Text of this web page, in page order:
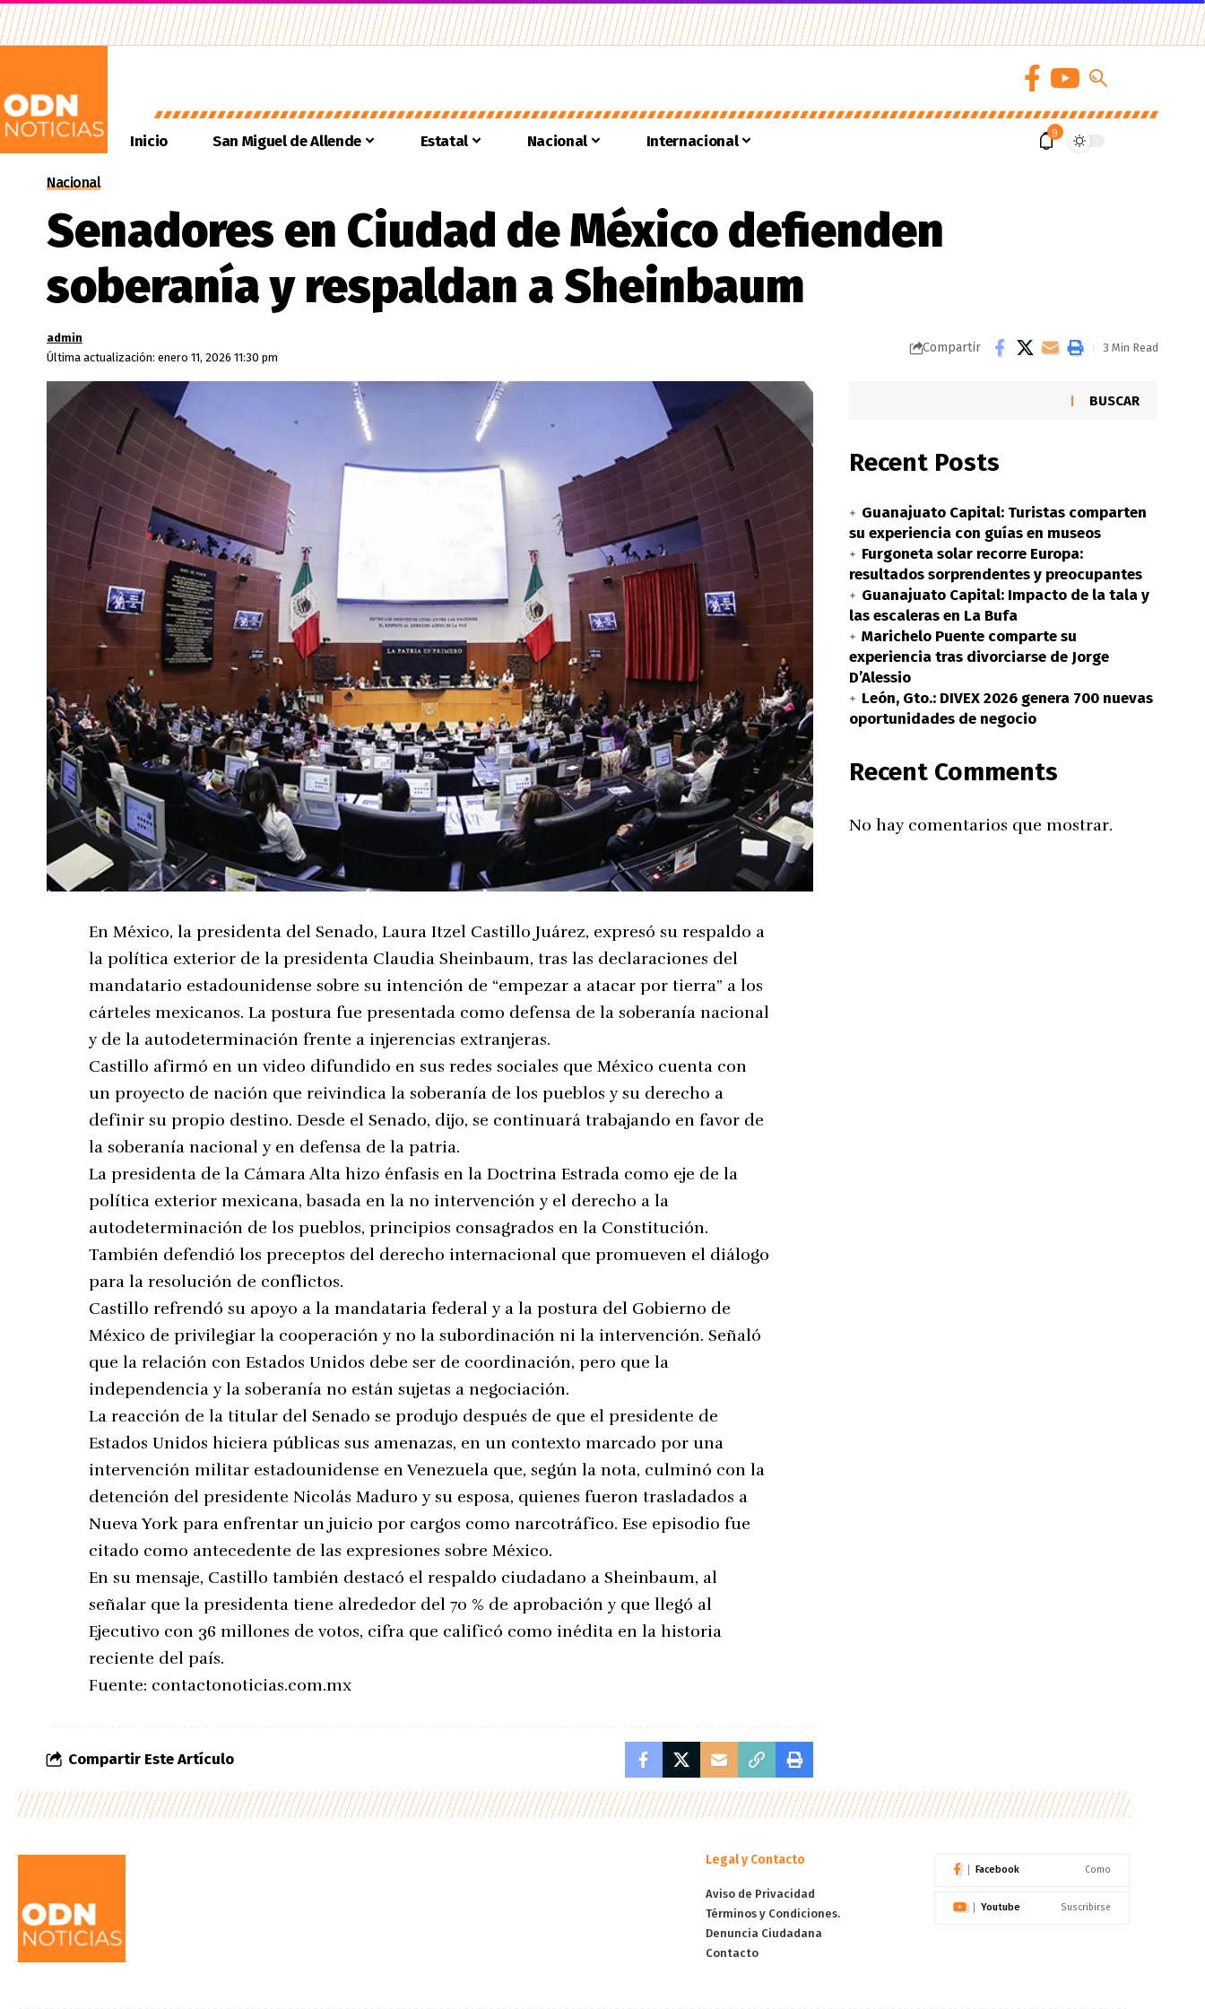
Inicio San Miguel de Allende Estatal Nacional Internacional 9
Nacional
Senadores en Ciudad de México defienden
soberanía y respaldan a Sheinbaum
Última actualización: enero 11, 2026 11:30 pm
admin
Compartir 3 Min Read
En México, la presidenta del Senado, Laura Itzel Castillo Juárez, expresó su respaldo a
la política exterior de la presidenta Claudia Sheinbaum, tras las declaraciones del
mandatario estadounidense sobre su intención de “empezar a atacar por tierra” a los
cárteles mexicanos. La postura fue presentada como defensa de la soberanía nacional
y de la autodeterminación frente a injerencias extranjeras.
Castillo afirmó en un video difundido en sus redes sociales que México cuenta con
un proyecto de nación que reivindica la soberanía de los pueblos y su derecho a
definir su propio destino. Desde el Senado, dijo, se continuará trabajando en favor de
la soberanía nacional y en defensa de la patria.
La presidenta de la Cámara Alta hizo énfasis en la Doctrina Estrada como eje de la
política exterior mexicana, basada en la no intervención y el derecho a la
autodeterminación de los pueblos, principios consagrados en la Constitución.
También defendió los preceptos del derecho internacional que promueven el diálogo
para la resolución de conflictos.
Castillo refrendó su apoyo a la mandataria federal y a la postura del Gobierno de
México de privilegiar la cooperación y no la subordinación ni la intervención. Señaló
que la relación con Estados Unidos debe ser de coordinación, pero que la
independencia y la soberanía no están sujetas a negociación.
La reacción de la titular del Senado se produjo después de que el presidente de
Estados Unidos hiciera públicas sus amenazas, en un contexto marcado por una
intervención militar estadounidense en Venezuela que, según la nota, culminó con la
detención del presidente Nicolás Maduro y su esposa, quienes fueron trasladados a
Nueva York para enfrentar un juicio por cargos como narcotráfico. Ese episodio fue
citado como antecedente de las expresiones sobre México.
En su mensaje, Castillo también destacó el respaldo ciudadano a Sheinbaum, al
señalar que la presidenta tiene alrededor del 70 % de aprobación y que llegó al
Ejecutivo con 36 millones de votos, cifra que calificó como inédita en la historia
reciente del país.
Fuente: contactonoticias.com.mx
Compartir Este Artículo
BUSCAR
Recent Posts
Guanajuato Capital: Turistas comparten
su experiencia con guías en museos
Furgoneta solar recorre Europa:
resultados sorprendentes y preocupantes
Guanajuato Capital: Impacto de la tala y
las escaleras en La Bufa
Marichelo Puente comparte su
experiencia tras divorciarse de Jorge
D’Alessio
León, Gto.: DIVEX 2026 genera 700 nuevas
oportunidades de negocio
Recent Comments
No hay comentarios que mostrar.
Legal y Contacto
Aviso de Privacidad
Términos y Condiciones.
Denuncia Ciudadana
Contacto
Facebook Como
Youtube Suscribirse